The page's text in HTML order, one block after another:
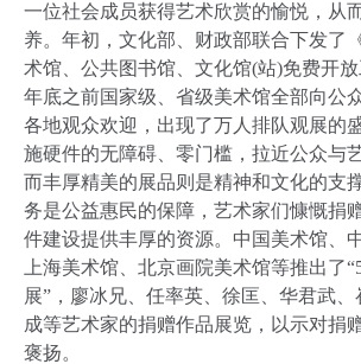
一位社会成员获得艺术欣赏的愉悦，从
养。年初，文化部、财政部联合下发了
术馆、公共图书馆、文化馆(站)免费开放
年底之前国家级、省级美术馆全部向公
各地观众欢迎，出现了万人排队观展的
施硬件的无障碍、零门槛，拉近公众与
而丰厚精美的展品则是精神和文化的支
务是公益惠民的保障，艺术家们慷慨捐
件建设提供丰厚的资源。中国美术馆、
上海美术馆、北京画院美术馆等推出了“
展”，廖冰兄、任率英、徐匡、华君武
成等艺术家的捐赠作品展览，以示对捐
褒扬。